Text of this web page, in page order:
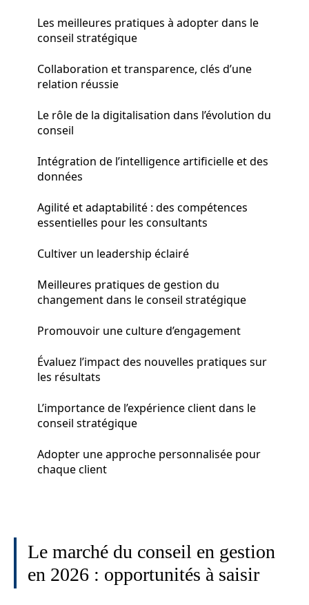
Les meilleures pratiques à adopter dans le
conseil stratégique
Collaboration et transparence, clés d’une
relation réussie
Le rôle de la digitalisation dans l’évolution du
conseil
Intégration de l’intelligence artificielle et des
données
Agilité et adaptabilité : des compétences
essentielles pour les consultants
Cultiver un leadership éclairé
Meilleures pratiques de gestion du
changement dans le conseil stratégique
Promouvoir une culture d’engagement
Évaluez l’impact des nouvelles pratiques sur
les résultats
L’importance de l’expérience client dans le
conseil stratégique
Adopter une approche personnalisée pour
chaque client
Le marché du conseil en gestion
en 2026 : opportunités à saisir